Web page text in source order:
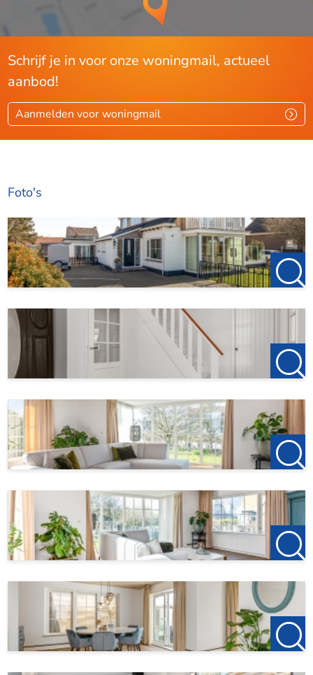
Schrijf je in voor onze woningmail, actueel
aanbod!
Aanmelden voor woningmail
Foto's